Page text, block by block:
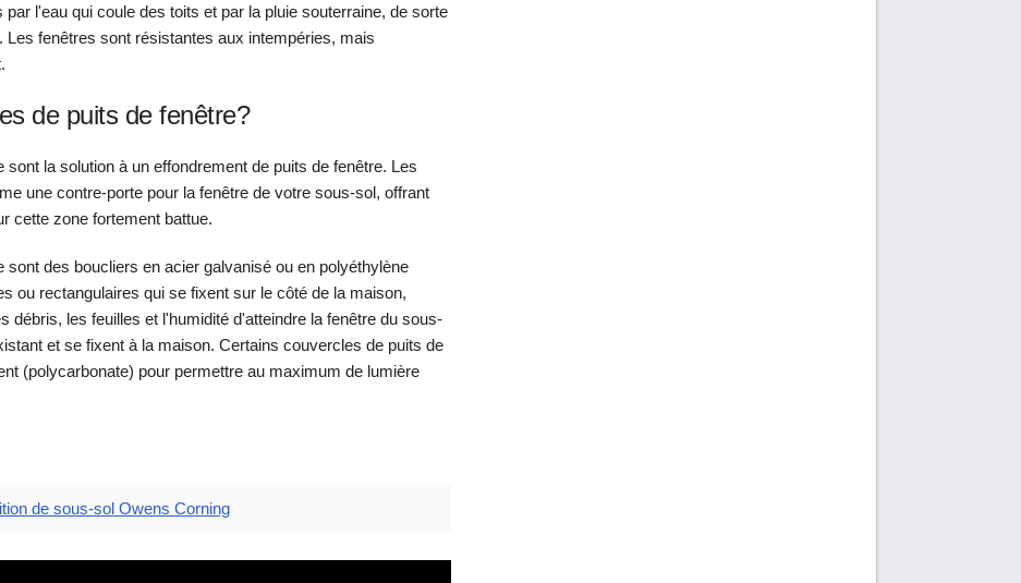
l'eau qui coule des toits et par la pluie souterraine, de sorte
Les fenêtres sont résistantes aux intempéries, mais
de puits de fenêtre?
la solution à un effondrement de puits de fenêtre. Les
une contre-porte pour la fenêtre de votre sous-sol, offrant
cette zone fortement battue.
des boucliers en acier galvanisé ou en polyéthylène
ou rectangulaires qui se fixent sur le côté de la maison,
débris, les feuilles et l'humidité d'atteindre la fenêtre du sous-
et se fixent à la maison. Certains couvercles de puits de
(polycarbonate) pour permettre au maximum de lumière
de sous-sol Owens Corning